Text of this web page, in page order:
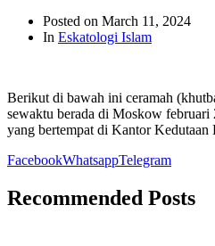
Posted on March 11, 2024
In Eskatologi Islam
Berikut di bawah ini ceramah
sewaktu berada di Moskow februari
yang bertempat di Kantor Kedutaan
FacebookWhatsappTelegram
Recommended Posts